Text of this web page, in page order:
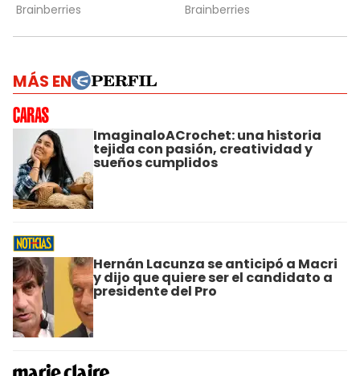
MÁS EN
ImaginaloACrochet: una historia
tejida con pasión, creatividad y
sueños cumplidos
Hernán Lacunza se anticipó a Macri
y dijo que quiere ser el candidato a
presidente del Pro